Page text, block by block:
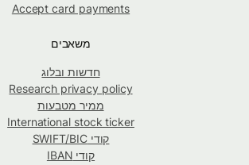
Accept card payments
משאבים
חדשות ובלוג
Research privacy policy
ממיר מטבעות
International stock ticker
קודי SWIFT/BIC
קודי IBAN